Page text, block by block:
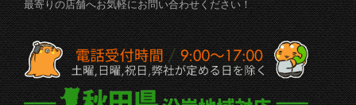
最寄りの店舗へお気軽にお問い合わせください！